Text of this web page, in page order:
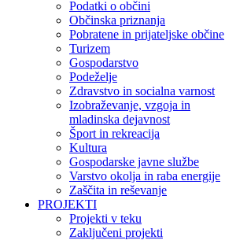
Podatki o občini
Občinska priznanja
Pobratene in prijateljske občine
Turizem
Gospodarstvo
Podeželje
Zdravstvo in socialna varnost
Izobraževanje, vzgoja in
mladinska dejavnost
Šport in rekreacija
Kultura
Gospodarske javne službe
Varstvo okolja in raba energije
Zaščita in reševanje
PROJEKTI
Projekti v teku
Zaključeni projekti